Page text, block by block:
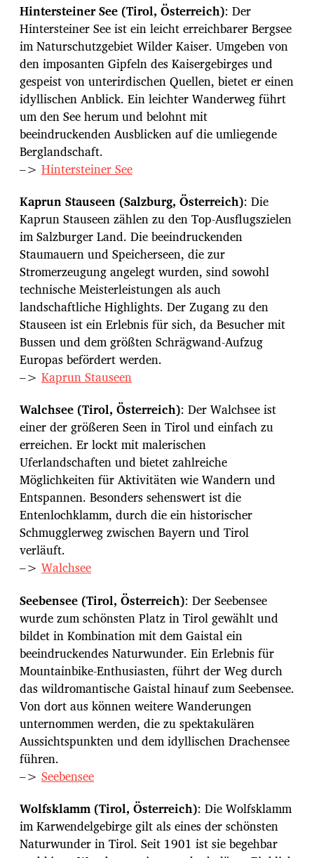
Hintersteiner See (Tirol, Österreich): Der
Hintersteiner See ist ein leicht erreichbarer Bergsee
im Naturschutzgebiet Wilder Kaiser. Umgeben von
den imposanten Gipfeln des Kaisergebirges und
gespeist von unterirdischen Quellen, bietet er einen
idyllischen Anblick. Ein leichter Wanderweg führt
um den See herum und belohnt mit
beeindruckenden Ausblicken auf die umliegende
Berglandschaft.
–> Hintersteiner See
Kaprun Stauseen (Salzburg, Österreich): Die
Kaprun Stauseen zählen zu den Top-Ausflugszielen
im Salzburger Land. Die beeindruckenden
Staumauern und Speicherseen, die zur
Stromerzeugung angelegt wurden, sind sowohl
technische Meisterleistungen als auch
landschaftliche Highlights. Der Zugang zu den
Stauseen ist ein Erlebnis für sich, da Besucher mit
Bussen und dem größten Schrägwand-Aufzug
Europas befördert werden.
–> Kaprun Stauseen
Walchsee (Tirol, Österreich): Der Walchsee ist
einer der größeren Seen in Tirol und einfach zu
erreichen. Er lockt mit malerischen
Uferlandschaften und bietet zahlreiche
Möglichkeiten für Aktivitäten wie Wandern und
Entspannen. Besonders sehenswert ist die
Entenlochklamm, durch die ein historischer
Schmugglerweg zwischen Bayern und Tirol
verläuft.
–> Walchsee
Seebensee (Tirol, Österreich): Der Seebensee
wurde zum schönsten Platz in Tirol gewählt und
bildet in Kombination mit dem Gaistal ein
beeindruckendes Naturwunder. Ein Erlebnis für
Mountainbike-Enthusiasten, führt der Weg durch
das wildromantische Gaistal hinauf zum Seebensee.
Von dort aus können weitere Wanderungen
unternommen werden, die zu spektakulären
Aussichtspunkten und dem idyllischen Drachensee
führen.
–> Seebensee
Wolfsklamm (Tirol, Österreich): Die Wolfsklamm
im Karwendelgebirge gilt als eines der schönsten
Naturwunder in Tirol. Seit 1901 ist sie begehbar